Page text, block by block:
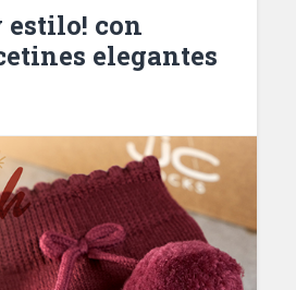
estilo! con
elegantes